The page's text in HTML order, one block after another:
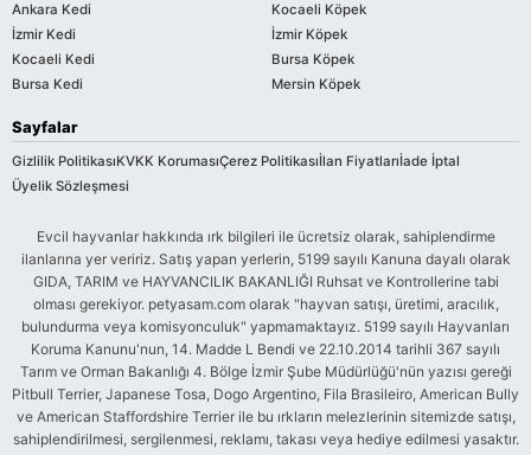
Ankara Kedi
İzmir Kedi
Kocaeli Kedi
Bursa Kedi
Kocaeli Köpek
İzmir Köpek
Bursa Köpek
Mersin Köpek
Sayfalar
Gizlilik PolitikasıKVKK KorumasıÇerez Politikasıİlan Fiyatlarıİade İptal
Üyelik Sözleşmesi
Evcil hayvanlar hakkında ırk bilgileri ile ücretsiz olarak, sahiplendirme
ilanlarına yer veririz. Satış yapan yerlerin, 5199 sayılı Kanuna dayalı olarak
GIDA, TARIM ve HAYVANCILIK BAKANLIĞI Ruhsat ve Kontrollerine tabi
olması gerekiyor. petyasam.com olarak "hayvan satışı, üretimi, aracılık,
bulundurma veya komisyonculuk" yapmamaktayız. 5199 sayılı Hayvanları
Koruma Kanunu'nun, 14. Madde L Bendi ve 22.10.2014 tarihli 367 sayılı
Tarım ve Orman Bakanlığı 4. Bölge İzmir Şube Müdürlüğü'nün yazısı gereği
Pitbull Terrier, Japanese Tosa, Dogo Argentino, Fila Brasileiro, American Bully
ve American Staffordshire Terrier ile bu ırkların melezlerinin sitemizde satışı,
sahiplendirilmesi, sergilenmesi, reklamı, takası veya hediye edilmesi yasaktır.